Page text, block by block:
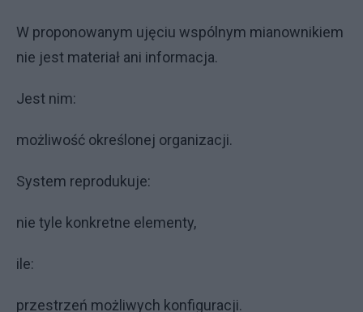
W proponowanym ujęciu wspólnym mianownikiem
nie jest materiał ani informacja.
Jest nim:
możliwość określonej organizacji.
System reprodukuje:
nie tyle konkretne elementy,
ile:
przestrzeń możliwych konfiguracji.